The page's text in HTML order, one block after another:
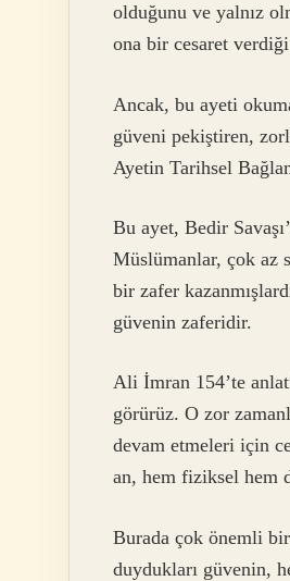
olduğunu ve yalnız
ona bir cesaret
Ancak, bu ayeti
güveni pekiştiren,
Ayetin Tarihsel
Bu ayet, Bedir
Müslümanlar, çok az
bir zafer
güvenin zaferidir.
Ali İmran 154’te
görürüz. O zor
devam etmeleri için
an, hem fiziksel hem
Burada çok önemli
duydukları güvenin,